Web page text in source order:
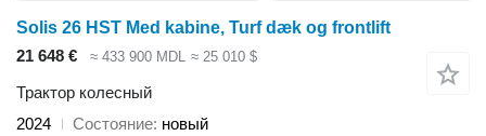
Solis 26 HST Med kabine, Turf dæk og frontlift
21 648 €
≈ 433 900 MDL ≈ 25 010 $
Трактор колесный
2024
Состояние новый